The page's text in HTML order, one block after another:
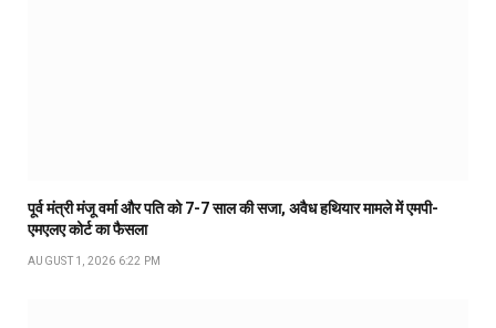
पूर्व मंत्री मंजू वर्मा और पति को 7-7 साल की सजा, अवैध हथियार मामले में एमपी-
एमएलए कोर्ट का फैसला
AUGUST 1, 2026 6:22 PM